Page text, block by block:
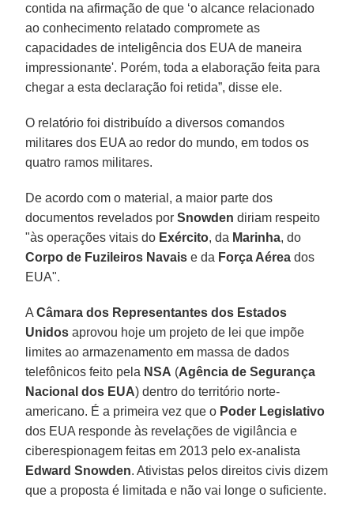
contida na afirmação de que ‘o alcance relacionado
ao conhecimento relatado compromete as
capacidades de inteligência dos EUA de maneira
impressionante'. Porém, toda a elaboração feita para
chegar a esta declaração foi retida”, disse ele.
O relatório foi distribuído a diversos comandos
militares dos EUA ao redor do mundo, em todos os
quatro ramos militares.
De acordo com o material, a maior parte dos
documentos revelados porSnowden diriam respeito
"às operações vitais do Exército, da Marinha, do
Corpo de Fuzileiros Navais e da Força Aérea dos
EUA".
ACâmara dos Representantes dos Estados
Unidos aprovou hoje um projeto de lei que impõe
limites ao armazenamento em massa de dados
telefônicos feito pela NSA (Agência de Segurança
Nacional dos EUA) dentro do território norte-
americano. É a primeira vez que o Poder Legislativo
dos EUA responde às revelações de vigilância e
ciberespionagem feitas em 2013 pelo ex-analista
Edward Snowden. Ativistas pelos direitos civis dizem
que a proposta é limitada e não vai longe o suficiente.